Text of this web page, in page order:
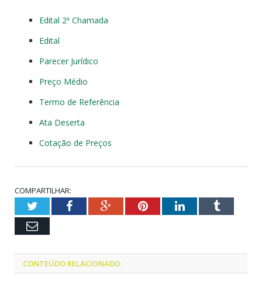
Edital 2ª Chamada
Edital
Parecer Jurídico
Preço Médio
Termo de Referência
Ata Deserta
Cotação de Preços
COMPARTILHAR:
TwitterFacebookGoogle+PinterestLinkedInTumblr
Email
CONTEÚDO RELACIONADO